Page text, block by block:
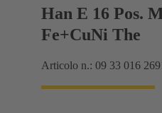
Han E 16 Pos.
Fe+CuNi The
Articolo n.: 09 33 016